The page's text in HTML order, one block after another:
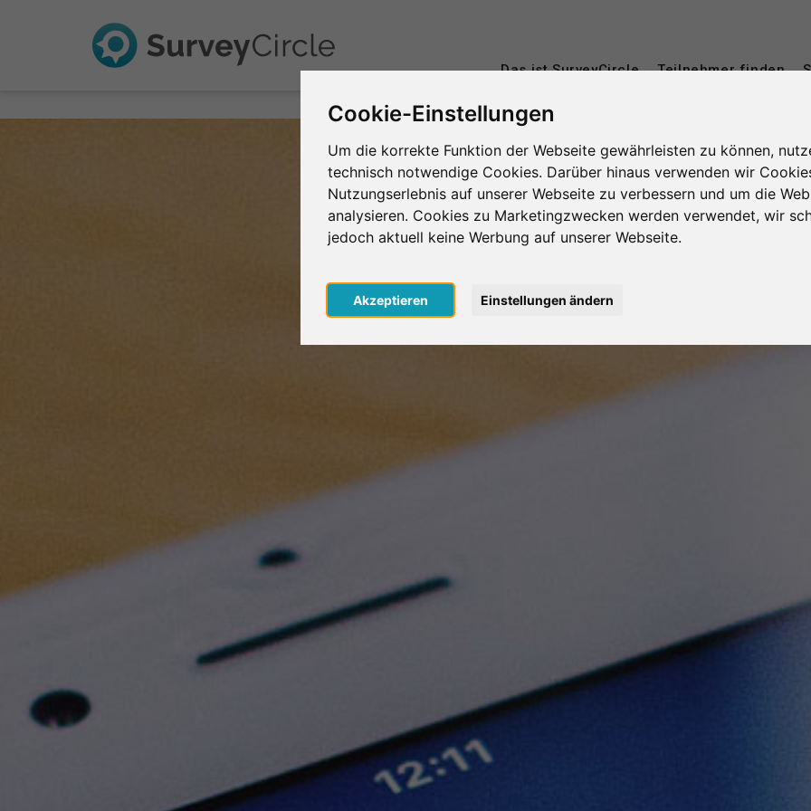
Cookie-Einstellungen
Um die korrekte Funktion der Webseite gewährleisten zu können,
technisch notwendige Cookies. Darüber hinaus verwenden wir
Nutzungserlebnis auf unserer Webseite zu verbessern und um die
analysieren. Cookies zu Marketingzwecken werden verwendet, wir
jedoch aktuell keine Werbung auf unserer Webseite.
Akzeptieren Einstellungen ändern
Das ist SurveyCircle Teilnehmer finden